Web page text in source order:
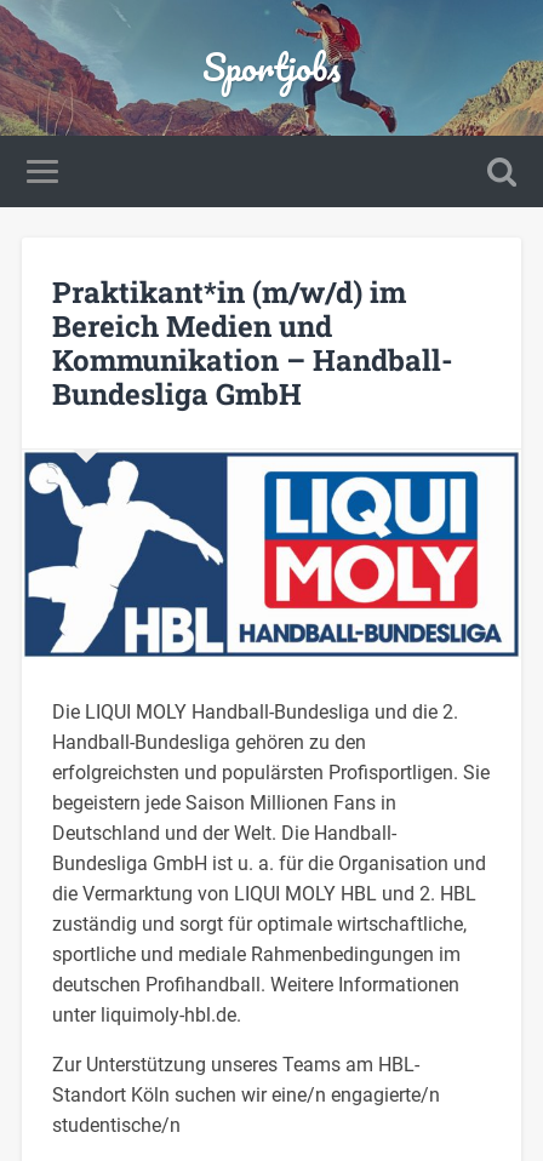
Sportjobs
Praktikant*in (m/w/d) im
Bereich Medien und
Kommunikation – Handball-
Bundesliga GmbH
Die LIQUI MOLY Handball-Bundesliga und die 2.
Handball-Bundesliga gehören zu den
erfolgreichsten und populärsten Profisportligen. Sie
begeistern jede Saison Millionen Fans in
Deutschland und der Welt. Die Handball-
Bundesliga GmbH ist u. a. für die Organisation und
die Vermarktung von LIQUI MOLY HBL und 2. HBL
zuständig und sorgt für optimale wirtschaftliche,
sportliche und mediale Rahmenbedingungen im
deutschen Profihandball. Weitere Informationen
unter liquimoly-hbl.de.
Zur Unterstützung unseres Teams am HBL-
Standort Köln suchen wir eine/n engagierte/n
studentische/n